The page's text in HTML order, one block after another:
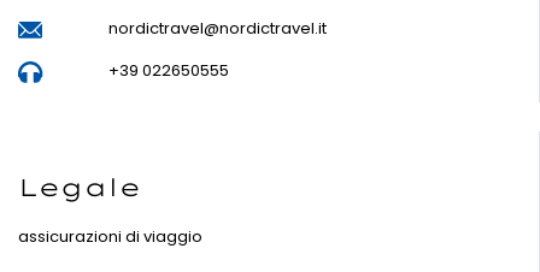
nordictravel@nordictravel.it
+39 022650555
Legale
assicurazioni di viaggio